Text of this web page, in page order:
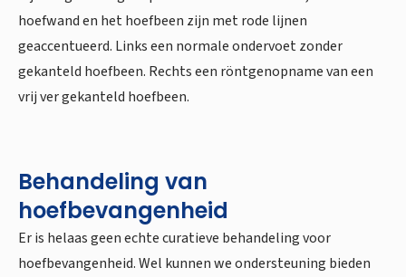
hoefwand en het hoefbeen zijn met rode lijnen
geaccentueerd. Links een normale ondervoet zonder
gekanteld hoefbeen. Rechts een röntgenopname van een
vrij ver gekanteld hoefbeen.
Behandeling van
hoefbevangenheid
Er is helaas geen echte curatieve behandeling voor
hoefbevangenheid. Wel kunnen we ondersteuning bieden